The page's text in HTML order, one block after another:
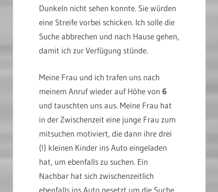
Dunkeln nicht sehen konnte. Sie würden
eine Streife vorbei schicken. Ich solle die
Suche abbrechen und nach Hause gehen,
damit ich zur Verfügung stünde.
Meine Frau und ich trafen uns nach
meinem Anruf wieder auf Höhe von 6
und tauschten uns aus. Meine Frau hat
in der Zwischenzeit eine junge Frau zum
mitsuchen motiviert, die dann ihre drei
(!) kleinen Kinder ins Auto eingeladen
hat, um ebenfalls zu suchen. Ein
Nachbar hat sich zwischenzeitlich
ebenfalls ins Auto gesetzt um die Suche